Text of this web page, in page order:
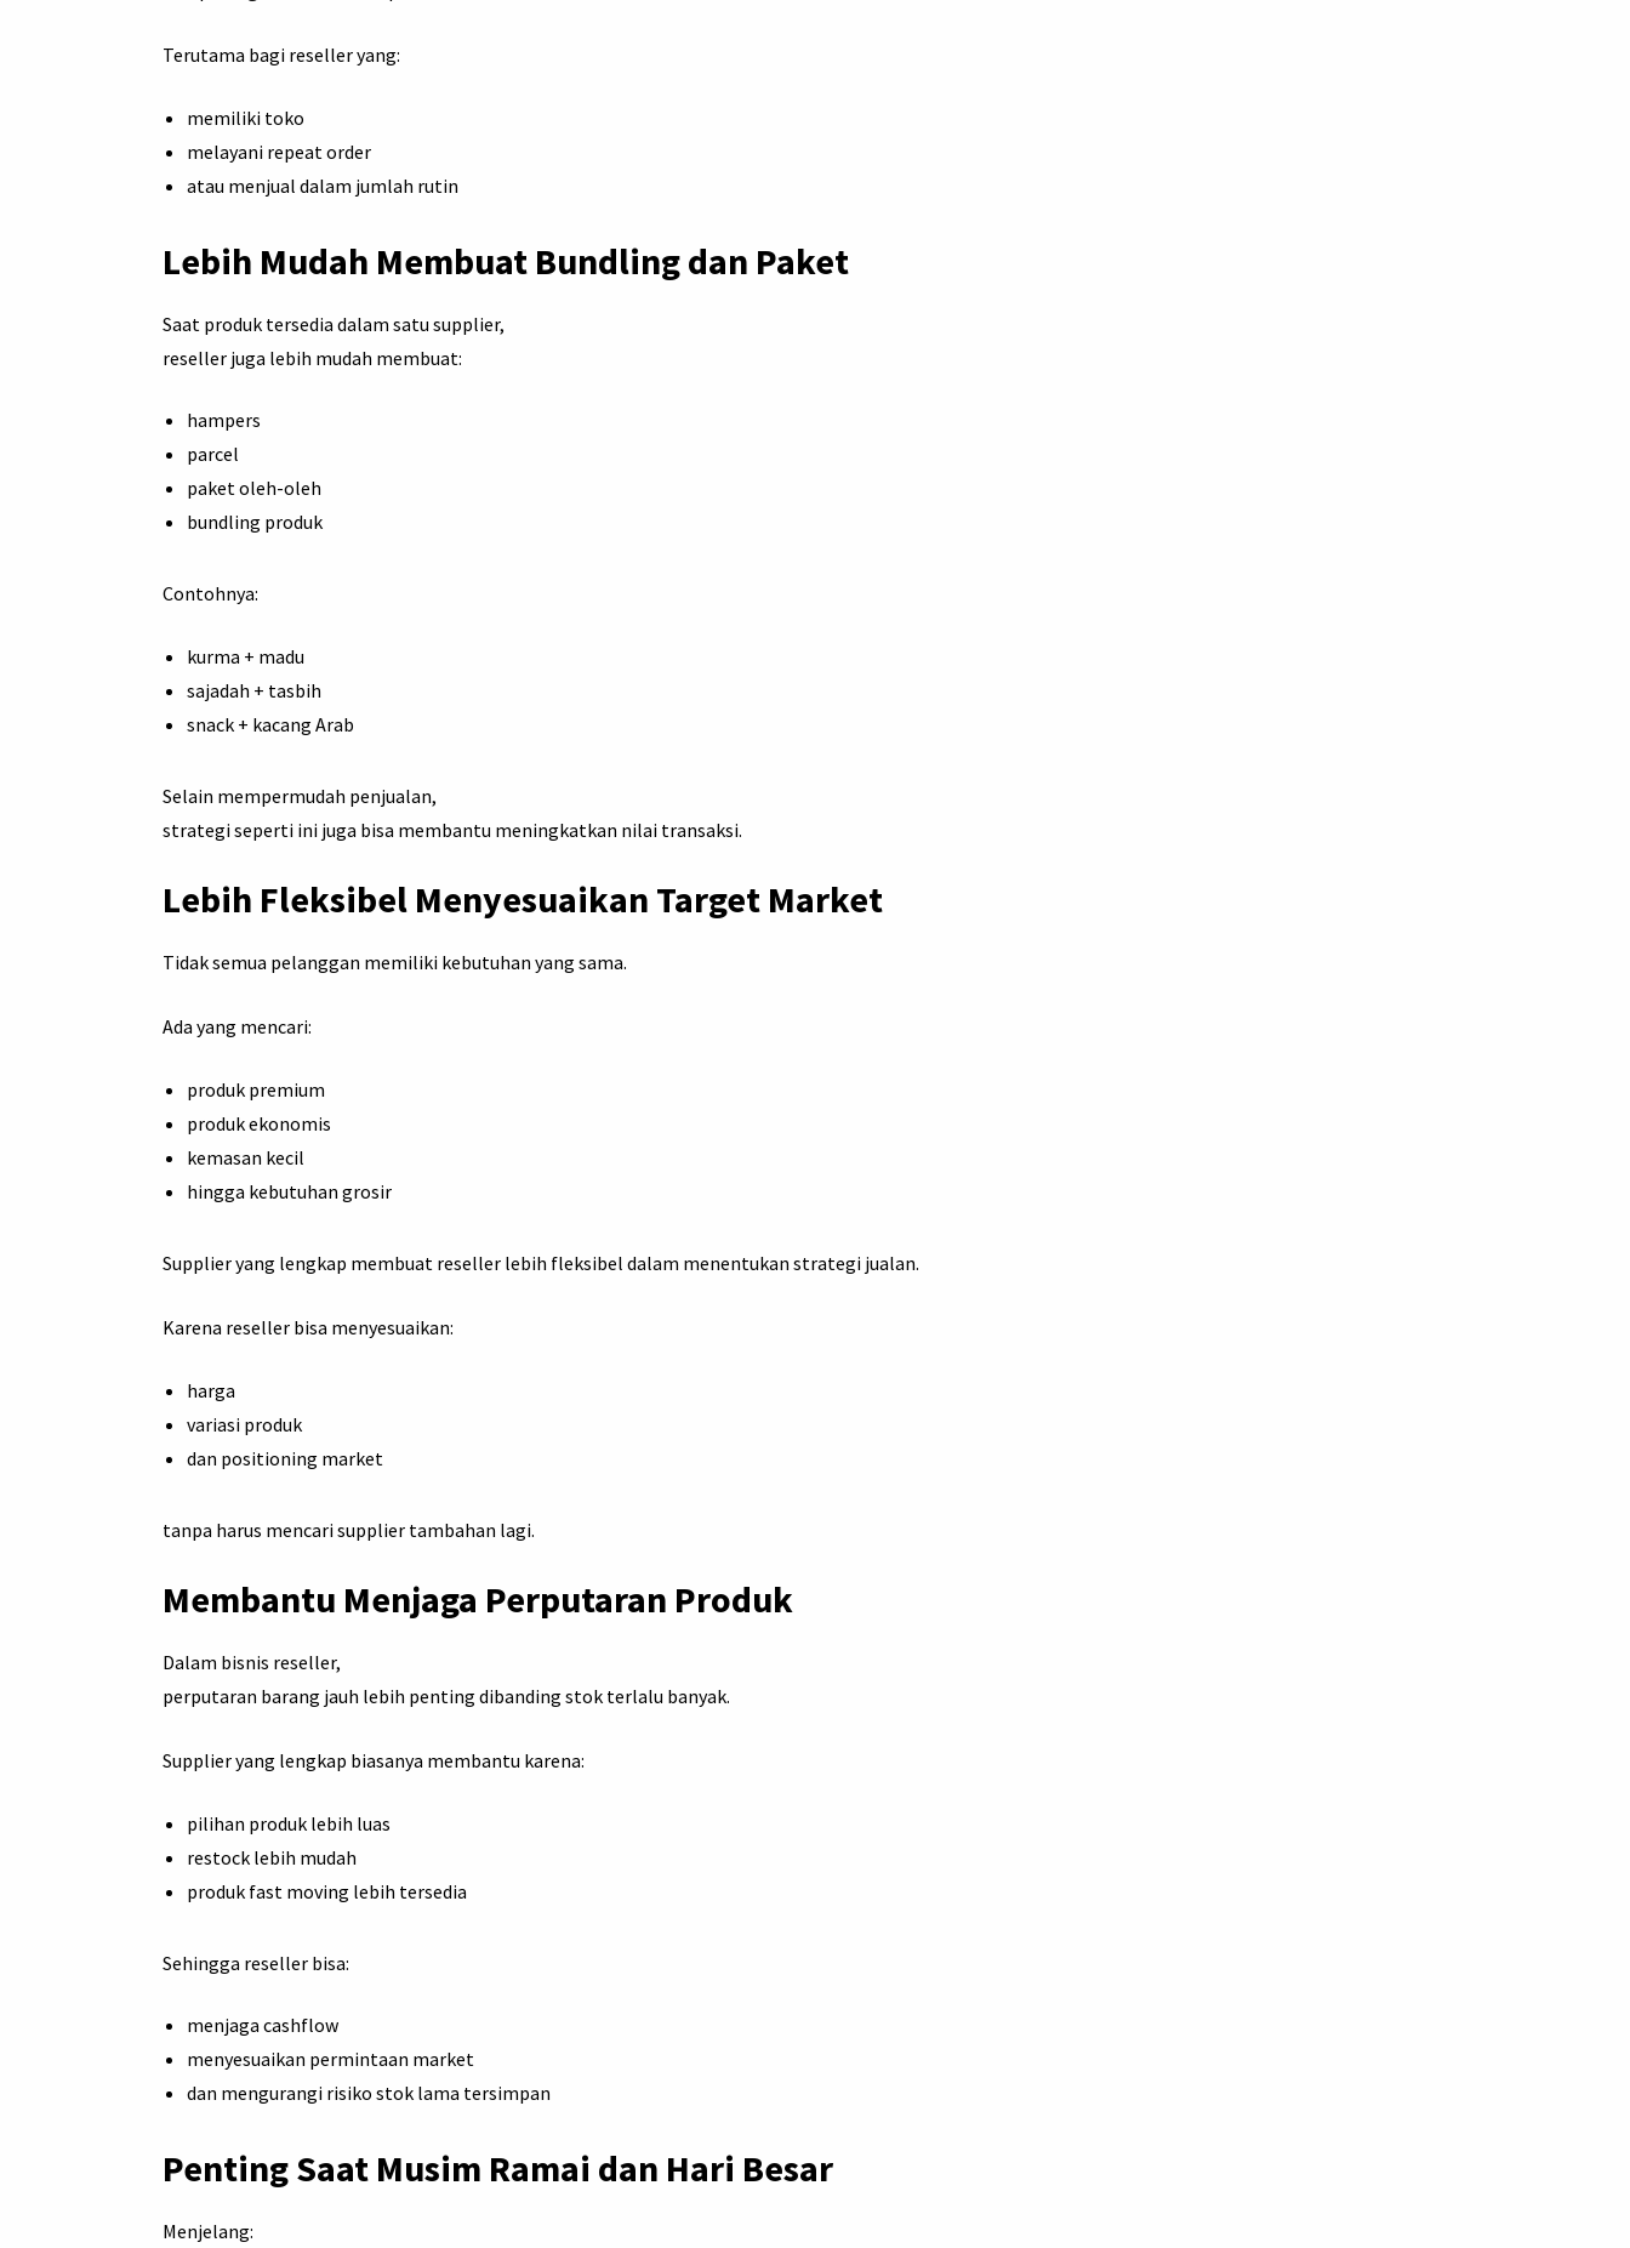
Terutama bagi reseller yang:
memiliki toko
melayani repeat order
atau menjual dalam jumlah rutin
Lebih Mudah Membuat Bundling dan Paket
Saat produk tersedia dalam satu supplier,
reseller juga lebih mudah membuat:
hampers
parcel
paket oleh-oleh
bundling produk
Contohnya:
kurma + madu
sajadah + tasbih
snack + kacang Arab
Selain mempermudah penjualan,
strategi seperti ini juga bisa membantu meningkatkan nilai transaksi.
Lebih Fleksibel Menyesuaikan Target Market
Tidak semua pelanggan memiliki kebutuhan yang sama.
Ada yang mencari:
produk premium
produk ekonomis
kemasan kecil
hingga kebutuhan grosir
Supplier yang lengkap membuat reseller lebih fleksibel dalam menentukan strategi jualan.
Karena reseller bisa menyesuaikan:
harga
variasi produk
dan positioning market
tanpa harus mencari supplier tambahan lagi.
Membantu Menjaga Perputaran Produk
Dalam bisnis reseller,
perputaran barang jauh lebih penting dibanding stok terlalu banyak.
Supplier yang lengkap biasanya membantu karena:
pilihan produk lebih luas
restock lebih mudah
produk fast moving lebih tersedia
Sehingga reseller bisa:
menjaga cashflow
menyesuaikan permintaan market
dan mengurangi risiko stok lama tersimpan
Penting Saat Musim Ramai dan Hari Besar
Menjelang: